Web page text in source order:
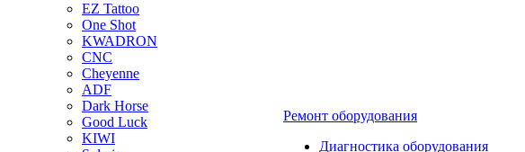
EZ Tattoo
One Shot
KWADRON
CNC
Cheyenne
ADF
Dark Horse
Good Luck
KIWI
Ремонт оборудования
Диагностика оборудования